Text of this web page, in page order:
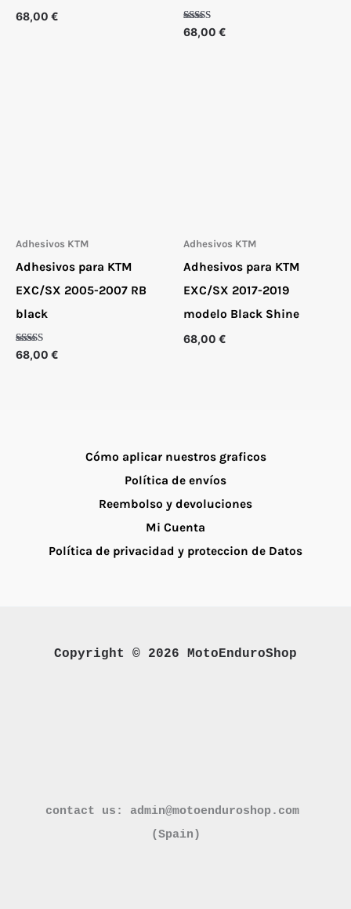
68,00 €
Valorado
con
68,00 €
Adhesivos KTM
Adhesivos para KTM
EXC/SX 2005-2007 RB
black
Valorado
con
68,00 €
Adhesivos KTM
Adhesivos para KTM
EXC/SX 2017-2019
modelo Black Shine
68,00 €
Cómo aplicar nuestros graficos
Política de envíos
Reembolso y devoluciones
Mi Cuenta
Política de privacidad y proteccion de Datos
Copyright © 2026 MotoEnduroShop
contact us: admin@motoenduroshop.com
(Spain)